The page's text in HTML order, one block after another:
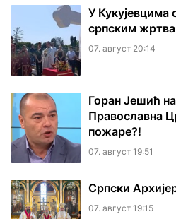
У Кукујевцима
српским
07. август 20:14
Горан Јешић
Православна
пожаре?!
07. август 19:51
Српски
07. август 19:15